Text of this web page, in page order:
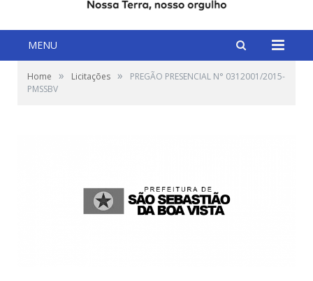
MENU
Home » Licitações »
PREGÃO PRESENCIAL N° 0312001/2015-
PMSSBV